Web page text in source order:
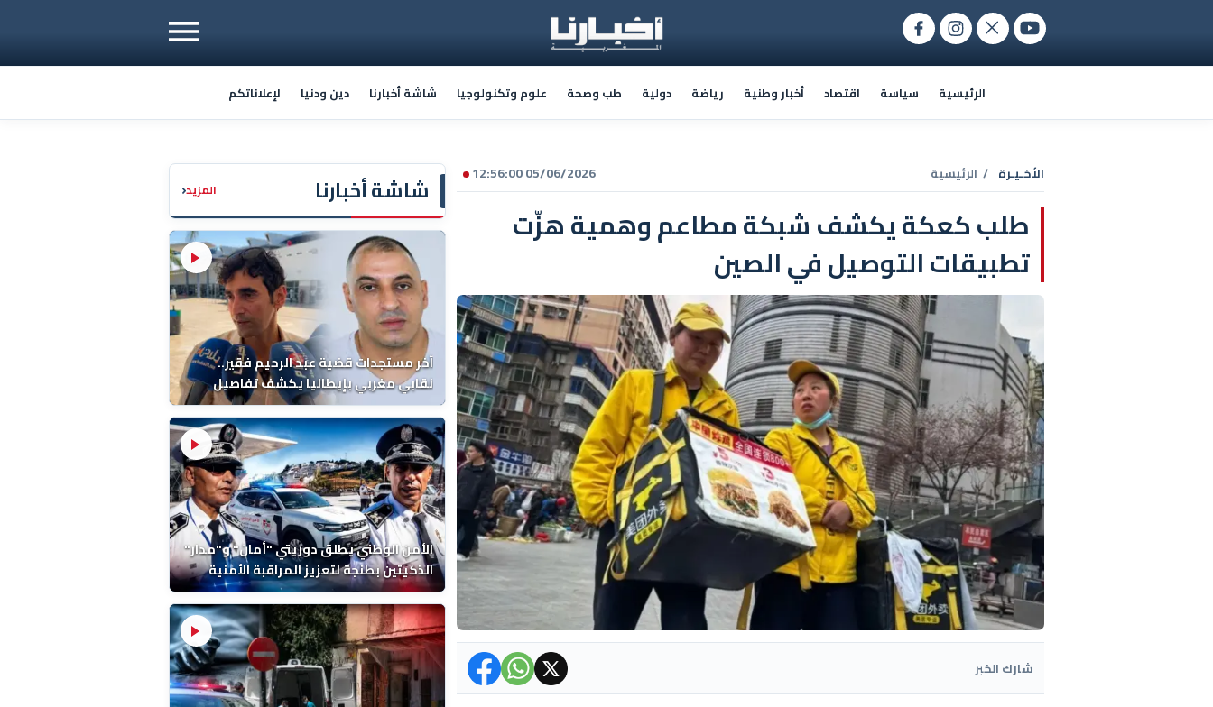
الرئيسية سياسة اقتصاد أخبار وطنية رياضة دولية طب وصحة علوم وتكنولوجيا شاشة أخبارنا دين ودنيا لإعلاناتكم
شاشة أخبارنا المزيد‹
آخر مستجدات قضية عبد الرحيم فقير..
نقابي مغربي بإيطاليا يكشف تفاصيل
الوفاة ونتائج التشريح
الأمن الوطني يطلق دوريتي "أمان" و"مدار"
الذكيتين بطنجة لتعزيز المراقبة الأمنية
05/06/2026 12:56:00 الأخـيـرة / الرئيسية
طلب كعكة يكشف شبكة مطاعم وهمية هزّت
تطبيقات التوصيل في الصين
شارك الخبر